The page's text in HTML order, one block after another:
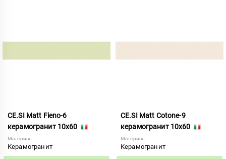
CE.SI Matt Fieno-6
керамогранит 10x60
Материал:
Керамогранит
CE.SI Matt Cotone-9
керамогранит 10x60
Материал:
Керамогранит